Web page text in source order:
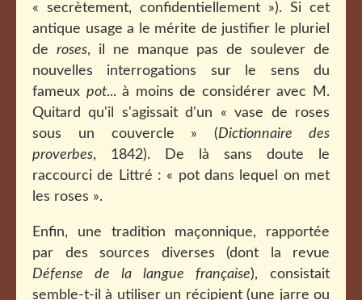
« secrètement, confidentiellement »). Si cet
antique usage a le mérite de justifier le pluriel
de roses, il ne manque pas de soulever de
nouvelles interrogations sur le sens du
fameux pot... à moins de considérer avec M.
Quitard qu'il s'agissait d'un « vase de roses
sous un couvercle » (Dictionnaire des
proverbes, 1842). De là sans doute le
raccourci de Littré : « pot dans lequel on met
les roses ».
Enfin, une tradition maçonnique, rapportée
par des sources diverses (dont la revue
Défense de la langue française), consistait
semble-t-il à utiliser un récipient (une jarre ou